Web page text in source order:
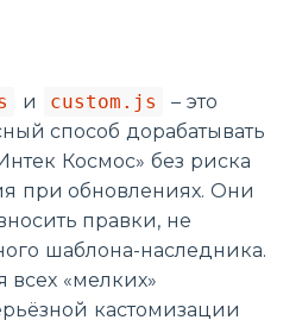
и custom.js
– это
способ дорабатывать
Космос» без риска
при обновлениях. Они
правки, не
шаблона-наследника.
всех «мелких»
кастомизации